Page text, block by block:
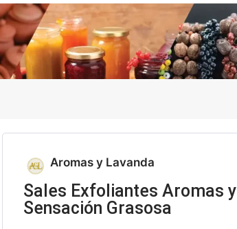
Aromas y Lavanda
Sales Exfoliantes Aromas
Sensación Grasosa